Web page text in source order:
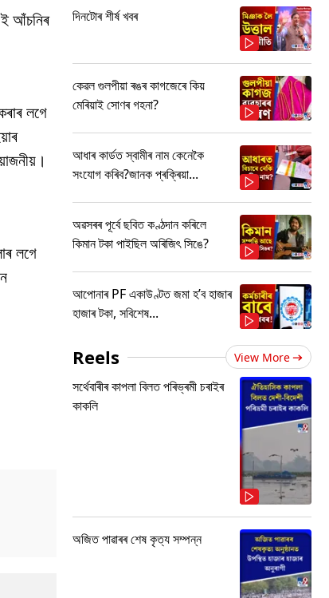
আঁচনিৰ
লগে
লগে
দিনটোৰ শীৰ্ষ খবৰ
কেৱল গুলপীয়া ৰঙৰ কাগজেৰে কিয়
মেৰিয়াই সোণৰ গহনা?
আধাৰ কাৰ্ডত স্বামীৰ নাম কেনেকৈ
সংযোগ কৰিব?জানক প্ৰক্ৰিয়া...
অৱসৰৰ পূৰ্বে ছবিত কণ্ঠদান কৰিলে
কিমান টকা পাইছিল অৰিজিৎ সিঙে?
আপোনাৰ PF একাউণ্টত জমা হ’ব হাজাৰ
হাজাৰ টকা, সবিশেষ...
Reels View More
সৰ্থেবাৰীৰ কাপলা বিলত পৰিভ্ৰমী চৰাইৰ
কাকলি
অজিত পাৱাৰৰ শেষ কৃত্য সম্পন্ন